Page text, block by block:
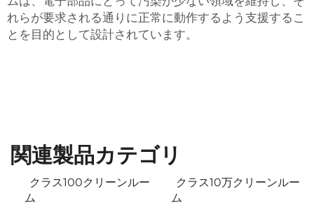
れらが要求される通りに正常に動作するよう支援するこ
とを目的として設計されています。
関連製品カテゴリ
クラス100クリーンルー
ム
クラス10万クリーンルー
ム